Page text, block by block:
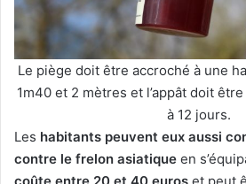
Le piège doit être accroché à une
1m40 et 2 mètres et l’appât doit
à 12 jours.
Les habitants peuvent eux aussi
contre le frelon asiatique en